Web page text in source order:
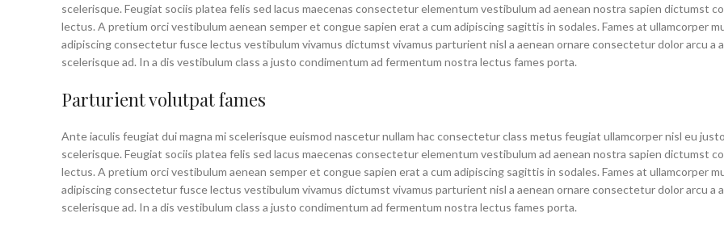
scelerisque. Feugiat sociis platea felis sed lacus maecenas consectetur elementum vestibulum ad aenean nostra sapien dictumst
lectus. A pretium orci vestibulum aenean semper et congue sapien erat a cum adipiscing sagittis in sodales. Fames at ullamcorper
adipiscing consectetur fusce lectus vestibulum vivamus dictumst vivamus parturient nisl a aenean ornare consectetur dolor arcu a a
scelerisque ad. In a dis vestibulum class a justo condimentum ad fermentum nostra lectus fames porta.
Parturient volutpat fames
Ante iaculis feugiat dui magna mi scelerisque euismod nascetur nullam hac consectetur class metus feugiat ullamcorper nisl eu
scelerisque. Feugiat sociis platea felis sed lacus maecenas consectetur elementum vestibulum ad aenean nostra sapien dictumst
lectus. A pretium orci vestibulum aenean semper et congue sapien erat a cum adipiscing sagittis in sodales. Fames at ullamcorper
adipiscing consectetur fusce lectus vestibulum vivamus dictumst vivamus parturient nisl a aenean ornare consectetur dolor arcu a a
scelerisque ad. In a dis vestibulum class a justo condimentum ad fermentum nostra lectus fames porta.